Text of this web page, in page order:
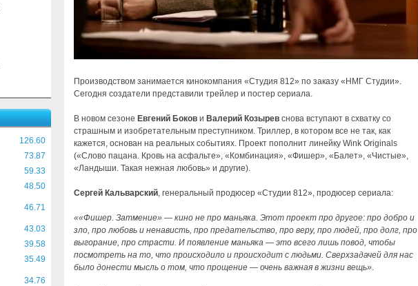
126.60
73.87
59.33
48.50
46.71
43.03
39.58
35.49
34.76
Производством занимается кинокомпания «Студия 812» по заказу «НМГ Студии».
Сегодня создатели представили трейлер и постер сериала.
В новом сезоне Евгений Боков и Валерий Козырев снова вступают в схватку со
страшным и изобретательным преступником. Триллер, в котором все не так, как
кажется, основан на реальных событиях. Проект пополнит линейку Wink Originals
(«‎Слово пацана. Кровь на асфальте»‎, «Комбинация», «Фишер», «‎Балет»‎, «Чистые»,
«Ландыши. Такая нежная любовь» и другие).
Сергей Кальварский, генеральный продюсер «Студии 812», продюсер сериала:
««Фишер. Затмение» — кино не про маньяка. Этот проект про другое: про добро и
зло, про любовь и ненависть, про предательство, про веру, про людей, про долг, про
выгорание, про страсти. И появление маньяка — это всего лишь повод, чтобы
посмотреть на то, что происходило и происходит с людьми. Сверхзадачей для нас
было донести мысль о том, что прощение — очень важная в жизни вещь».